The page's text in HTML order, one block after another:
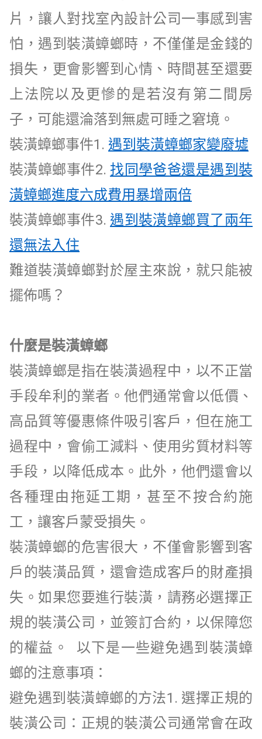
片，讓人對找室內設計公司一事感到害
怕，遇到裝潢蟑螂時，不僅僅是金錢的
損失，更會影響到心情、時間甚至還要
上法院以及更慘的是若沒有第二間房
子，可能還淪落到無處可睡之窘境。
裝潢蟑螂事件1. 遇到裝潢蟑螂家變廢墟
裝潢蟑螂事件2. 找同學爸爸還是遇到裝
潢蟑螂進度六成費用暴增兩倍
裝潢蟑螂事件3. 遇到裝潢蟑螂買了兩年
還無法入住
難道裝潢蟑螂對於屋主來說，就只能被
擺佈嗎？
什麼是裝潢蟑螂
裝潢蟑螂是指在裝潢過程中，以不正當
手段牟利的業者。他們通常會以低價、
高品質等優惠條件吸引客戶，但在施工
過程中，會偷工減料、使用劣質材料等
手段，以降低成本。此外，他們還會以
各種理由拖延工期，甚至不按合約施
工，讓客戶蒙受損失。
裝潢蟑螂的危害很大，不僅會影響到客
戶的裝潢品質，還會造成客戶的財產損
失。如果您要進行裝潢，請務必選擇正
規的裝潢公司，並簽訂合約，以保障您
的權益。 以下是一些避免遇到裝潢蟑
螂的注意事項：
避免遇到裝潢蟑螂的方法1. 選擇正規的
裝潢公司：正規的裝潢公司通常會在政